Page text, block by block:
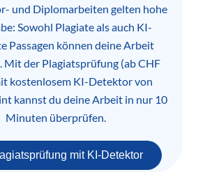
und Diplomarbeiten gelten hohe
Sowohl Plagiate als auch KI-
Passagen können deine Arbeit
Mit der Plagiatsprüfung (ab CHF
kostenlosem KI-Detektor von
kannst du deine Arbeit in nur 10
Minuten überprüfen.
mit KI-Detektor